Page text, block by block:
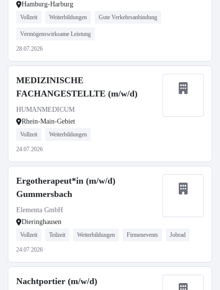
Hamburg-Harburg
Vollzeit Weiterbildungen Gute Verkehrsanbindung
Vermögenswirksame Leistung
28.07.2026
MEDIZINISCHE
FACHANGESTELLTE (m/w/d)
HUMANMEDICUM
Rhein-Main-Gebiet
Vollzeit Weiterbildungen
24.07.2026
Ergotherapeut*in (m/w/d)
Gummersbach
Elementa GmbH
Dieringhausen
Vollzeit Teilzeit Weiterbildungen Firmenevents Jobrad
24.07.2026
Nachtportier (m/w/d)